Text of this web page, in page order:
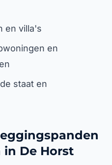
en villa's
en
staat en
in De Horst